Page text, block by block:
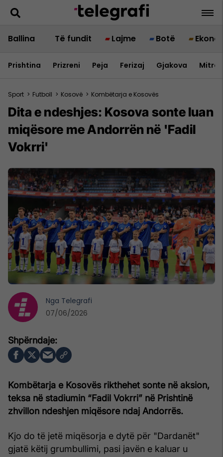
Ballina Të fundit Lajme Botë
Prishtina Prizreni Peja Ferizaj Gjakova
Sport > Futboll > Kosovë > Kombëtarja e Kosovës
Dita e ndeshjes: Kosova sonte luan
miqësore me Andorrën në 'Fadil
Vokrri'
Kombëtarja e Kosovës rikthehet sonte në aksion,
teksa në stadiumin “Fadil Vokrri” në Prishtinë
zhvillon ndeshjen miqësore ndaj Andorrës.
Kjo do të jetë miqësorja e dytë për "Dardanët"
gjatë këtij grumbullimi, pasi javën e kaluar u
Nga Telegrafi
07/06/2026